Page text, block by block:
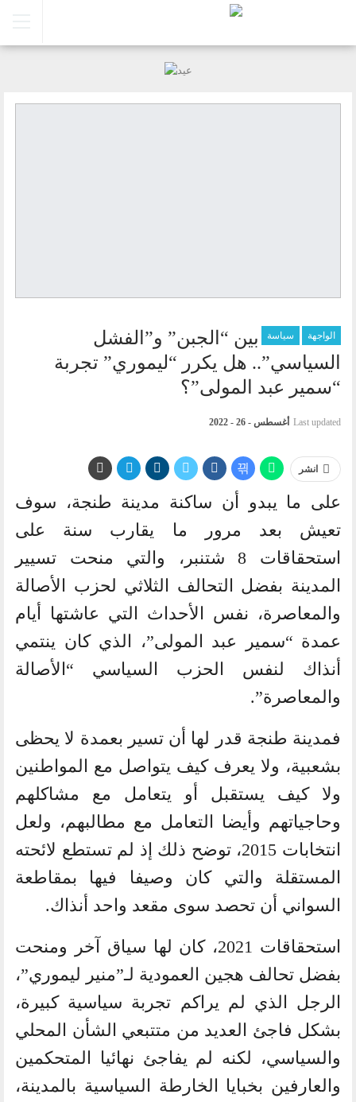
الواجهة سياسة
بين “الجبن” و”الفشل
السياسي”.. هل يكرر “ليموري” تجربة
“سمير عبد المولى”؟
Last updated أغسطس - 26 - 2022
انشر
على ما يبدو أن ساكنة مدينة طنجة، سوف
تعيش بعد مرور ما يقارب سنة على
استحقاقات 8 شتنبر، والتي منحت تسيير
المدينة بفضل التحالف الثلاثي لحزب الأصالة
والمعاصرة، نفس الأحداث التي عاشتها أيام
عمدة “سمير عبد المولى”، الذي كان ينتمي
أنذاك لنفس الحزب السياسي “الأصالة
والمعاصرة”.
فمدينة طنجة قدر لها أن تسير بعمدة لا يحظى
بشعبية، ولا يعرف كيف يتواصل مع المواطنين
ولا كيف يستقبل أو يتعامل مع مشاكلهم
وحاجياتهم وأيضا التعامل مع مطالبهم، ولعل
انتخابات 2015، توضح ذلك إذ لم تستطع لائحته
المستقلة والتي كان وصيفا فيها بمقاطعة
السواني أن تحصد سوى مقعد واحد أنذاك.
استحقاقات 2021، كان لها سياق آخر ومنحت
بفضل تحالف هجين العمودية لـ”منير ليموري”،
الرجل الذي لم يراكم تجربة سياسية كبيرة،
بشكل فاجئ العديد من متتبعي الشأن المحلي
والسياسي، لكنه لم يفاجئ نهائيا المتحكمين
والعارفين بخبايا الخارطة السياسية بالمدينة،